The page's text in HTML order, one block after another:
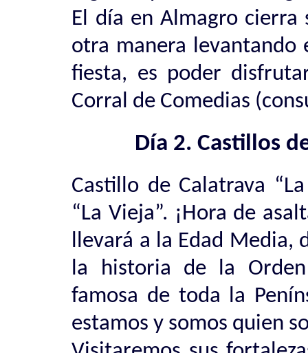
El día en Almagro
otra manera levantando
fiesta, es poder
Corral de Comedias
Día 2. Castillos
Castillo de Calatrava
“La Vieja”. ¡Hora de
llevará a la Edad Media,
la historia de la
famosa de toda la
estamos y somos quien